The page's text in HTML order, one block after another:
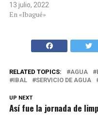
13 julio, 2022
En «Ibagué»
RELATED TOPICS: AGUA
IBAL
SERVICIO DE AGUA
UP NEXT
Así fue la jornada de